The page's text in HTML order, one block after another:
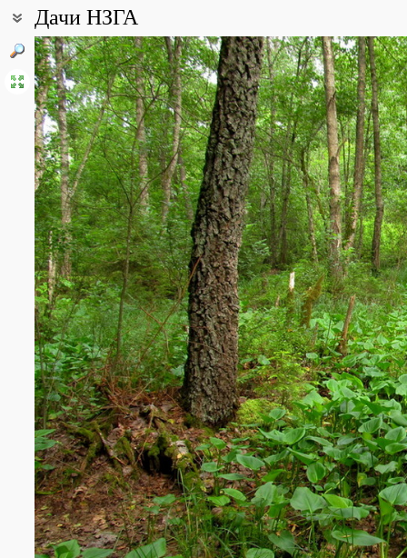
Дачи НЗГА
Coordinates:
53° 35′ 17.45″ N, 25° 54′ 34.98″ E (view at maps ofGoogle,
Point description:
Заброшенные дачи от Новогрудского завода газовой
All photos(8) Photos of plants & lichens(24)